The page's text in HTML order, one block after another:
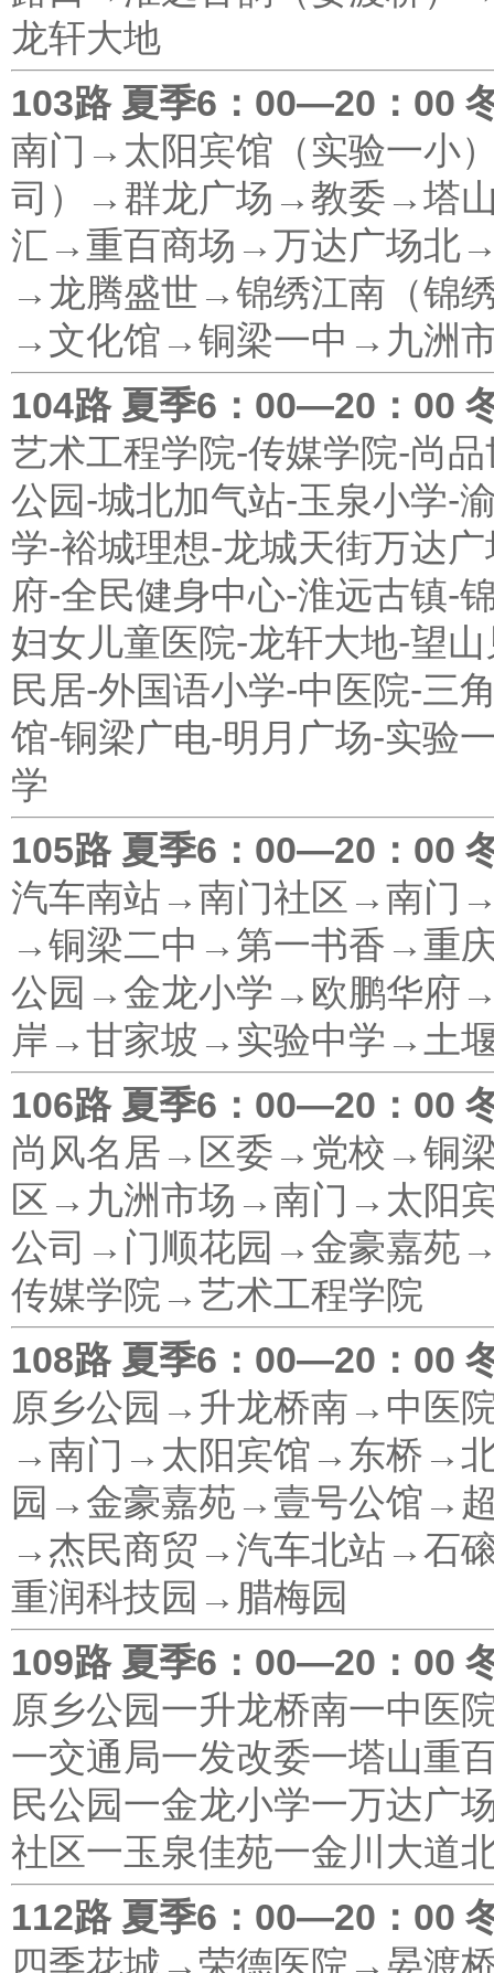
龙轩大地
103路 夏季6：00—20：00
南门→太阳宾馆（实验一小
司）→群龙广场→教委→塔
汇→重百商场→万达广场北
→龙腾盛世→锦绣江南（锦
→文化馆→铜梁一中→九洲
104路 夏季6：00—20：00
艺术工程学院-传媒学院-尚
公园-城北加气站-玉泉小学-
学-裕城理想-龙城天街万达
府-全民健身中心-淮远古镇-
妇女儿童医院-龙轩大地-望
民居-外国语小学-中医院-三
馆-铜梁广电-明月广场-实验
学
105路 夏季6：00—20：00
汽车南站→南门社区→南门
→铜梁二中→第一书香→重
公园→金龙小学→欧鹏华府
岸→甘家坡→实验中学→土
106路 夏季6：00—20：00
尚风名居→区委→党校→铜
区→九洲市场→南门→太阳
公司→门顺花园→金豪嘉苑
传媒学院→艺术工程学院
108路 夏季6：00—20：00
原乡公园→升龙桥南→中医
→南门→太阳宾馆→东桥→
园→金豪嘉苑→壹号公馆→
→杰民商贸→汽车北站→石
重润科技园→腊梅园
109路 夏季6：00—20：00
原乡公园一升龙桥南一中
一交通局一发改委一塔山重
民公园一金龙小学一万达
社区一玉泉佳苑一金川大道
112路 夏季6：00—20：00
四季花城→荣德医院→晏渡